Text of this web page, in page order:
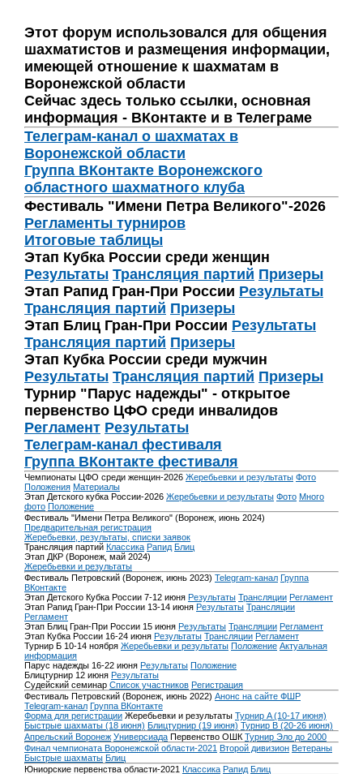
Этот форум использовался для общения
шахматистов и размещения информации,
имеющей отношение к шахматам в
Воронежской области
Сейчас здесь только ссылки, основная
информация - ВКонтакте и в Телеграме
Телеграм-канал о шахматах в
Воронежской области
Группа ВКонтакте Воронежского
областного шахматного клуба
Фестиваль "Имени Петра Великого"-2026
Регламенты турниров
Итоговые таблицы
Этап Кубка России среди женщин
Результаты Трансляция партий Призеры
Этап Рапид Гран-При России Результаты
Трансляция партий Призеры
Этап Блиц Гран-При России Результаты
Трансляция партий Призеры
Этап Кубка России среди мужчин
Результаты Трансляция партий Призеры
Турнир "Парус надежды" - открытое
первенство ЦФО среди инвалидов
Регламент Результаты
Телеграм-канал фестиваля
Группа ВКонтакте фестиваля
Чемпионаты ЦФО среди женщин-2026 Жеребьевки и результаты Фото
Положения Материалы
Этап Детского кубка России-2026 Жеребьевки и результаты Фото Много
фото Положение
Фестиваль "Имени Петра Великого" (Воронеж, июнь 2024)
Предварительная регистрация
Жеребьевки, результаты, списки заявок
Трансляция партий Классика Рапид Блиц
Этап ДКР (Воронеж, май 2024)
Жеребьевки и результаты
Фестиваль Петровский (Воронеж, июнь 2023) Telegram-канал Группа
ВКонтакте
Этап Детского Кубка России 7-12 июня Результаты Трансляции Регламент
Этап Рапид Гран-При России 13-14 июня Результаты Трансляции
Регламент
Этап Блиц Гран-При России 15 июня Результаты Трансляции Регламент
Этап Кубка России 16-24 июня Результаты Трансляции Регламент
Турнир Б 10-14 ноября Жеребьевки и результаты Положение Актуальная
информация
Парус надежды 16-22 июня Результаты Положение
Блицтурнир 12 июня Результаты
Судейский семинар Список участников Регистрация
Фестиваль Петровский (Воронеж, июнь 2022) Анонс на сайте ФШР
Telegram-канал Группа ВКонтакте
Форма для регистрации Жеребьевки и результаты Турнир A (10-17 июня)
Быстрые шахматы (18 июня) Блицтурнир (19 июня) Турнир B (20-26 июня)
Апрельский Воронеж Универсиада Первенство ОШК Турнир Эло до 2000
Финал чемпионата Воронежской области-2021 Второй дивизион Ветераны
Быстрые шахматы Блиц
Юниорские первенства области-2021 Классика Рапид Блиц